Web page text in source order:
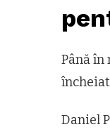
Până
Daniel